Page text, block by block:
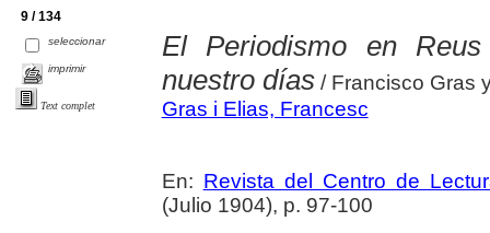
9 / 134
seleccionar
imprimir
Text complet
El Periodismo en
nuestro días/ Francisco Gras
Gras i Elias, Francesc
En: Revista del Centro de
(Julio 1904), p. 97-100